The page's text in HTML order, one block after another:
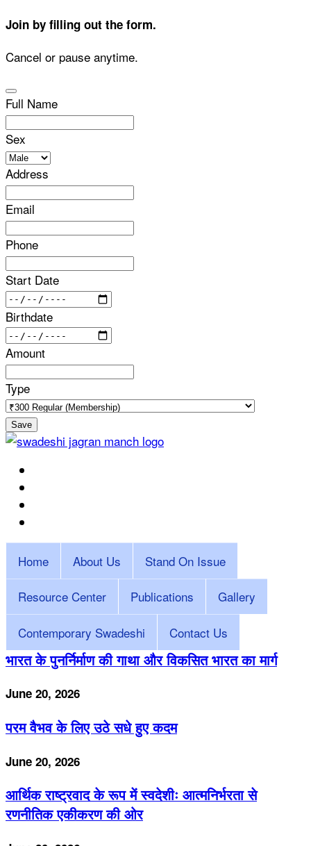
Join by filling out the form.
Cancel or pause anytime.
Full Name
Sex
Address
Email
Phone
Start Date
Birthdate
Amount
Type
Save
Home About Us Stand On Issue
Resource Center Publications Gallery
Contemporary Swadeshi Contact Us
भारत के पुनर्निर्माण की गाथा और विकसित भारत का मार्ग
June 20, 2026
परम वैभव के लिए उठे सधे हुए कदम
June 20, 2026
आर्थिक राष्ट्रवाद के रूप में स्वदेशीः आत्मनिर्भरता से
रणनीतिक एकीकरण की ओर